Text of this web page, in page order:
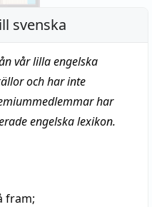
svenska
vår lilla engelska
och har inte
har
engelska lexikon.
fram;